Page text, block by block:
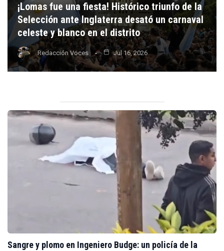
¡Lomas fue una fiesta! Histórico triunfo de la
Selección ante Inglaterra desató un carnaval
celeste y blanco en el distrito
Redacción Voces Jul 16, 2026
Sangre y plomo en Ingeniero Budge: un policía de la